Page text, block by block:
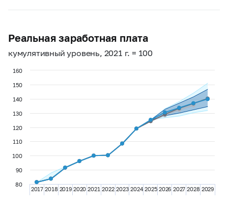
Реальная заработная плата
кумулятивный уровень, 2021 г. = 100
2017 2018 2019 2020 2021 2022 2023 2024 2025 2026 2027 2028 2029
80
90
100
110
120
130
140
150
160